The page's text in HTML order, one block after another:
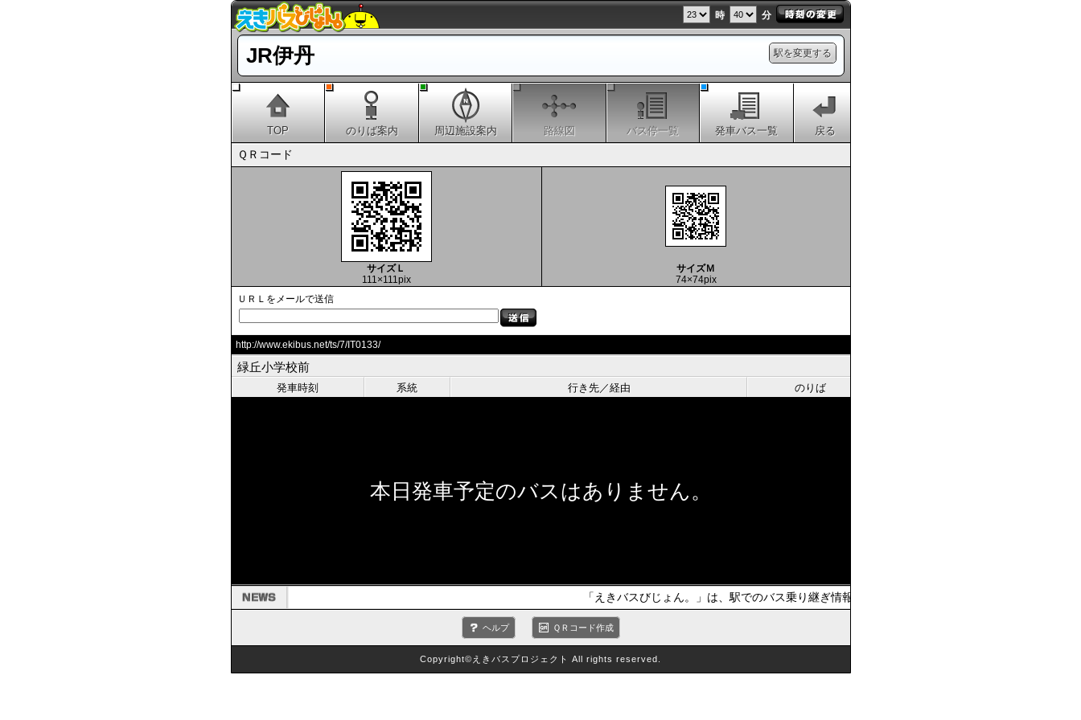
時 分
駅を変更する
JR伊丹
TOP のりば案内 周辺施設案内 路線図 バス停一覧 発車バス一覧 戻る
ＱＲコード
サイズＬ
111×111pix
サイズＭ
74×74pix
ＵＲＬをメールで送信
http://www.ekibus.net/ts/7/IT0133/
緑丘小学校前
発車時刻 系統 行き先／経由 のりば
本日発車予定のバスはありません。
「えきバスびじょん。」は、駅でのバス乗り継ぎ情報を提供しています。おでかけの際は、公共交
ヘルプ ＱＲコード作成
Copyright©えきバスプロジェクト All rights reserved.